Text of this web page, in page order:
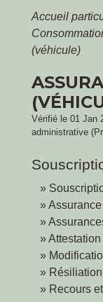
Accueil
(véhicule)
Vérifié le 01 Jan
administrative
Recours